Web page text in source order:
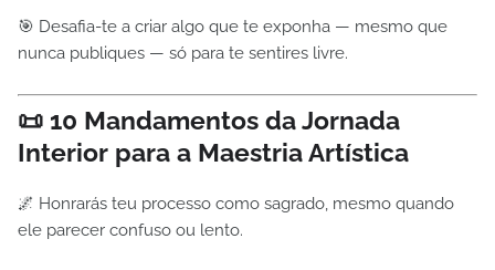
🎯 Desafia-te a criar algo que te exponha — mesmo que
nunca publiques — só para te sentires livre.
📜 10 Mandamentos da Jornada
Interior para a Maestria Artística
🌌 Honrarás teu processo como sagrado, mesmo quando
ele parecer confuso ou lento.